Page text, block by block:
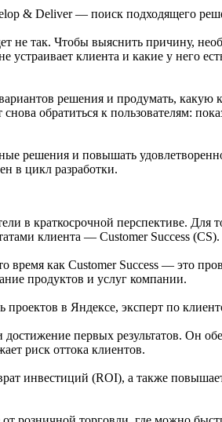
& Deliver — поиск подходящего
не так. Чтобы выяснить причину,
устраивает клиента и какие у него
решения и продумать,
обратиться к пользователям:
решения и повышать
в цикл разработки.
в краткосрочной перспективе. Для
клиента — Customer Success (CS).
время как Customer Success — это
продуктов и услуг компании.
в Яндексе, эксперт по
первых результатов. Он
риск оттока клиентов.
инвестиций (ROI), а также